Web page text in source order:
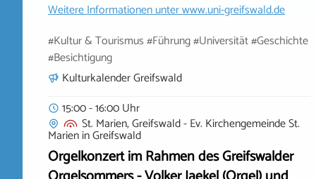
Weitere Informationen unterwww.uni-greifswald.de
#Kultur & Tourismus #Führung #Universität #Geschichte
#Besichtigung
Kulturkalender Greifswald
15:00 - 16:00 Uhr
St. Marien, Greifswald - Ev. Kirchengemeinde St.
MarieninGreifswald
Orgelkonzert im Rahmen des Greifswalder